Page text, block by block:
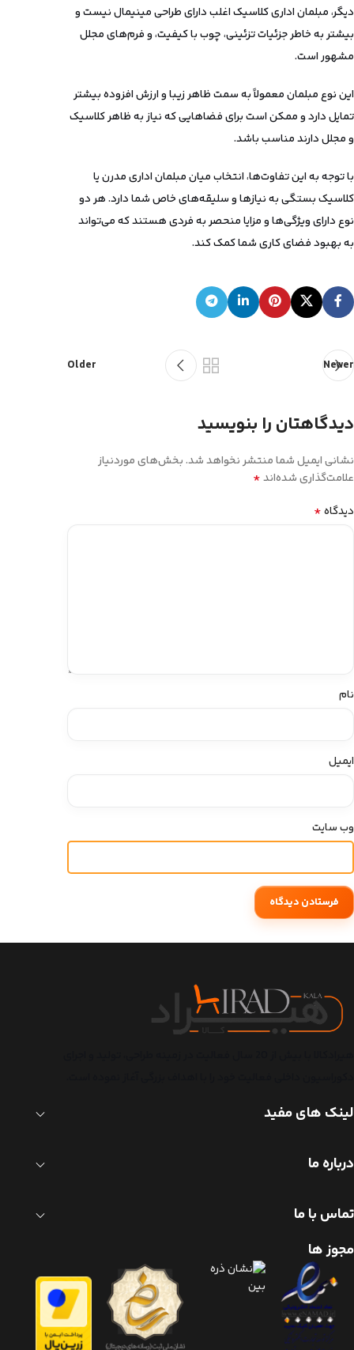
دیگر، مبلمان اداری کلاسیک اغلب دارای طراحی مینیمال نیست و
بیشتر به خاطر جزئیات تزئینی، چوب با کیفیت، و فرم‌های مجلل
مشهور است.
این نوع مبلمان معمولاً به سمت ظاهر زیبا و ارزش افزوده بیشتر
تمایل دارد و ممکن است برای فضاهایی که نیاز به ظاهر کلاسیک
و مجلل دارند مناسب باشد.
با توجه به این تفاوت‌ها، انتخاب میان مبلمان اداری مدرن یا
کلاسیک بستگی به نیازها و سلیقه‌های خاص شما دارد. هر دو
نوع دارای ویژگی‌ها و مزایا منحصر به فردی هستند که می‌تواند
به بهبود فضای کاری شما کمک کند.
Newer
Older
دیدگاهتان را بنویسید
نشانی ایمیل شما منتشر نخواهد شد.بخش‌های موردنیاز
علامت‌گذاری شده‌اند*
دیدگاه*
نام
ایمیل
وب‌ سایت
لینک های مفید
درباره ما
تماس با ما
مجوز ها